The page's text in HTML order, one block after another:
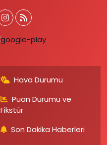
Hava Durumu
Puan Durumu ve
Fikstür
Son Dakika Haberleri